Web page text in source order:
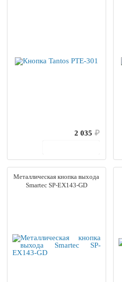
2 035 ₽
Металлическая кнопка выхода
Smartec SP-EX143-GD